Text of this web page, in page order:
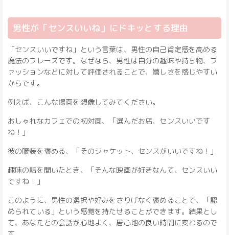
男性が「センスいいね」にドキッとする理由
「センスいいですね」という言葉は、男性の自己肯定感を高める
魔法のフレーズです。なぜなら、男性は自分の趣味や持ち物、フ
ァッションなどに対して評価されることで、嬉しさを感じやすい
からです。
例えば、こんな場面を想像してみてください。
おしゃれなカフェでの初対面、「選んだお店、センスいいです
ね！」
彼の服装を褒める、「そのジャケット、センスがいいですね！」
趣味の話を聞いたとき、「そんな映画が好きなんて、センスいい
ですね！」
このように、男性の選択や好みをさりげなく褒めることで、「認
められている」という感覚を持たせることができます。結果とし
て、あなたとの会話が心地よく、居心地の良い時間に変わるので